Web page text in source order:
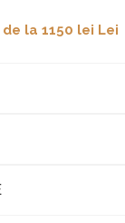
la 1150 lei Lei